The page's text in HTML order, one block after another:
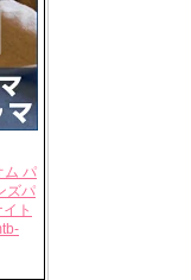
ム パ
ズパ
ト